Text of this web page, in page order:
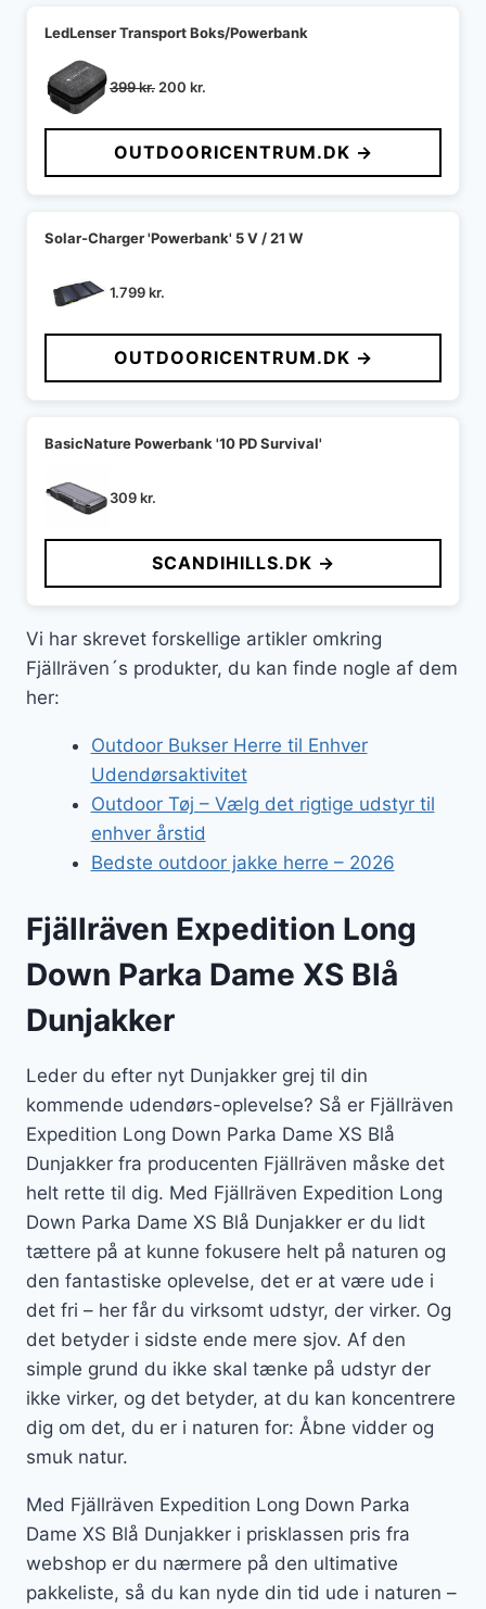
LedLenser Transport Boks/Powerbank
399kr. Den
pris
var:
399 kr..
200 kr.
pris
er:
200 kr..
OUTDOORICENTRUM.DK →
Solar-Charger 'Powerbank' 5 V / 21 W
1.799kr.
OUTDOORICENTRUM.DK →
BasicNature Powerbank '10 PD Survival'
309kr.
SCANDIHILLS.DK →
Vi har skrevet forskellige artikler omkring
Fjällräven´s produkter, du kan finde nogle af dem
her:
Outdoor Bukser Herre til Enhver
Udendørsaktivitet
Outdoor Tøj – Vælg det rigtige udstyr til
enhver årstid
Bedste outdoor jakke herre – 2026
Fjällräven Expedition Long
Down Parka Dame XS Blå
Dunjakker
Leder du efter nyt Dunjakker grej til din
kommende udendørs-oplevelse? Så er Fjällräven
Expedition Long Down Parka Dame XS Blå
Dunjakker fra producenten Fjällräven måske det
helt rette til dig. Med Fjällräven Expedition Long
Down Parka Dame XS Blå Dunjakker er du lidt
tættere på at kunne fokusere helt på naturen og
den fantastiske oplevelse, det er at være ude i
det fri – her får du virksomt udstyr, der virker. Og
det betyder i sidste ende mere sjov. Af den
simple grund du ikke skal tænke på udstyr der
ikke virker, og det betyder, at du kan koncentrere
dig om det, du er i naturen for: Åbne vidder og
smuk natur.
Med Fjällräven Expedition Long Down Parka
Dame XS Blå Dunjakker i prisklassen pris fra
webshop er du nærmere på den ultimative
pakkeliste, så du kan nyde din tid ude i naturen –